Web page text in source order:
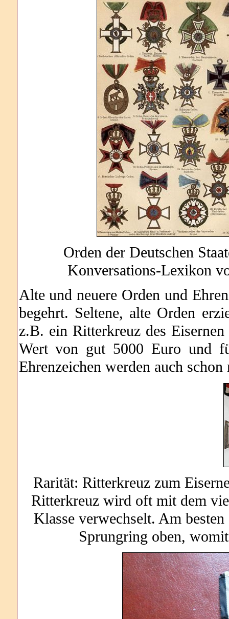
Orden der Deutschen
Konversations-Lexikon
Alte und neuere Orden und
begehrt. Seltene, alte Orden
z.B. ein Ritterkreuz des
Wert von gut 5000 Euro und
Ehrenzeichen werden auch
Rarität: Ritterkreuz zum
Ritterkreuz wird oft mit dem
Klasse verwechselt. Am
Sprungring oben,